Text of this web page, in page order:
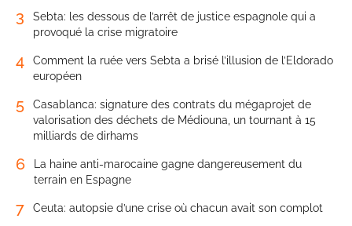
3
Sebta: les dessous de l’arrêt de justice espagnole qui a
provoqué la crise migratoire
4
Comment la ruée vers Sebta a brisé l’illusion de l’Eldorado
européen
5
Casablanca: signature des contrats du mégaprojet de
valorisation des déchets de Médiouna, un tournant à 15
milliards de dirhams
6
La haine anti-marocaine gagne dangereusement du
terrain en Espagne
7 Ceuta: autopsie d’une crise où chacun avait son complot